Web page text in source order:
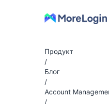
Продукт
/
Блог
/
Account
/